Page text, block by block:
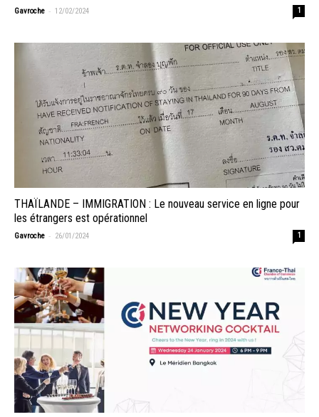
Gavroche - 12/02/2024 1
THAÏLANDE – IMMIGRATION : Le nouveau service en ligne pour
les étrangers est opérationnel
Gavroche - 26/01/2024 1